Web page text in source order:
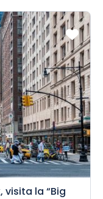
visita la “Big